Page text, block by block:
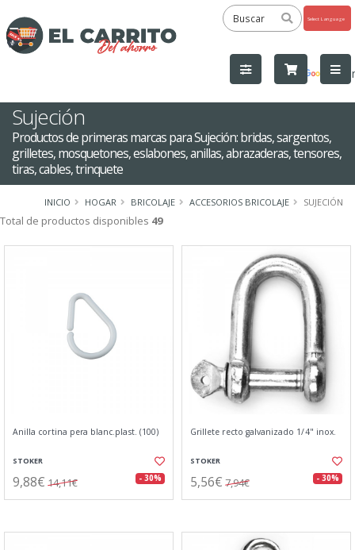
by
Sujeción
Productos de primeras marcas para Sujeción: bridas, sargentos,
grilletes, mosquetones, eslabones, anillas, abrazaderas, tensores,
tiras, cables, trinquete
INICIO HOGAR BRICOLAJE ACCESORIOS BRICOLAJE SUJECIÓN
Total de productos disponibles 49
Anilla cortina pera blanc.plast. (100)
STOKER
9,88€ 14,11€ - 30%
Grillete recto galvanizado 1/4" inox.
STOKER
5,56€ 7,94€ - 30%